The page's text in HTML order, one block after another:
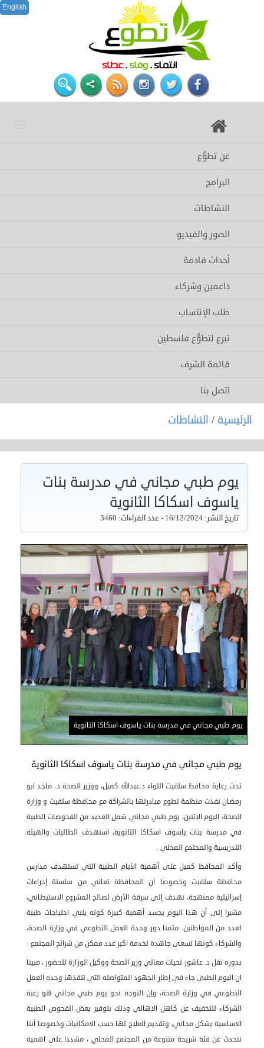
English
عن تطوُّع
البرامج
النشاطات
الصور والفيديو
أحداث قادمة
داعمين وشركاء
طلب الإنتساب
تبرع لتطوُّع فلسطين
قائمة الشرف
اتصل بنا
الرئيسية / النشاطات
يوم طبي مجاني في مدرسة بنات
ياسوف اسكاكا الثانوية
تاريخ النشر: 16/12/2024 - عدد القراءات: 3460
يوم طبي مجاني في مدرسة بنات ياسوف اسكاكا الثانوية
يوم طبي مجاني في مدرسة بنات ياسوف اسكاكا الثانوية
تحت رعاية محافظ سلفيت اللواء د.عبدالله كميل، ووزير الصحة د. ماجد ابو
رمضان نفذت منظمة تطوع مبادرتها بالشراكة مع محافظة سلفيت و وزارة
الصحة، اليوم الاثنين، يوم طبي مجاني شمل العديد من الفحوصات الطبية
في مدرسة بنات ياسوف اسكاكا الثانوية، استهدف الطالبات والهيئة
التدريسية والمجتمع المحلي .
وأكد المحافظ كميل على أهمية الأيام الطبية التي تستهدف مدارس
محافظة سلفيت وخصوصا ان المحافظة تعاني من سلسلة إجراءات
إسرائيلية ممنهجة، تهدف إلى سرقة الأرض لصالح المشروع الاستيطاني،
مشيرا إلى أن هذا اليوم يجسد أهمية كبيرة كونه يلبي احتياجات طبية
لعدد من المواطنين. مثمنا دور وحدة العمل التطوعي في وزارة الصحة،
والشركاء كونها تسعى جاهدة لخدمة اكبر عدد ممكن من شرائح المجتمع .
بدوره نقل د. عاشور تحيات معالي وزير الصحة ووكيل الوزارة للحضور ، مبينا
ان اليوم الطبي جاء في إطار الجهود المتواصله التي تنفذها وحده العمل
التطوعي في وزارة الصحة، وإن التوجه نحو يوم طبي مجاني هو رغبة
الشركاء للتخفيف عن كاهل الاهالي وذلك بتوفير بعض الفحوص الطبية
الاساسية بشكل مجاني، وتقديم العلاج لها حسب الامكانيات وخصوصا أننا
نتحدث عن فئة شريحة متنوعة من المجتمع المحلي ، مشددا على اهمية